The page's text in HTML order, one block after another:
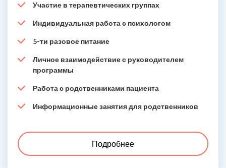
Участие в терапевтических группах
Индивидуальная работа с психологом
5-ти разовое питание
Личное взаимодействие с руководителем
программы
Работа с родственниками пациента
Информационные занятия для родственников
Подробнее